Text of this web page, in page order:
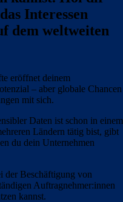
Interessen
dem weltweiten
eröffnet deinem
– aber globale Chancen
mit sich.
Daten ist schon in einem
Ländern tätig bist, gibt
du dein Unternehmen
der Beschäftigung von
Auftragnehmer:innen
kannst.